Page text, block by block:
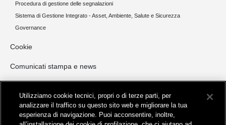
Procedura di gestione delle segnalazioni
Sistema di Gestione Integrato - Asset, Ambiente, Salute e Sicurezza
Governance
Cookie
Comunicati stampa e news
NORD ITALIA
CENTRO ITALIA
Utilizziamo cookie tecnici, propri o di terze parti, per
analizzare il traffico su questo sito web e migliorare la tua
esperienza di navigazione. Puoi acconsentire, inoltre,